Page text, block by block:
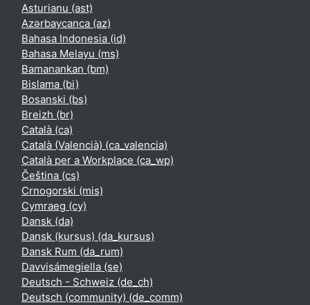
Asturianu ‎(ast)‎
Azərbaycanca ‎(az)‎
Bahasa Indonesia ‎(id)‎
Bahasa Melayu ‎(ms)‎
Bamanankan ‎(bm)‎
Bislama ‎(bi)‎
Bosanski ‎(bs)‎
Breizh ‎(br)‎
Català ‎(ca)‎
Català (Valencià) ‎(ca_valencia)‎
Català per a Workplace ‎(ca_wp)‎
Čeština ‎(cs)‎
Crnogorski ‎(mis)‎
Cymraeg ‎(cy)‎
Dansk ‎(da)‎
Dansk (kursus) ‎(da_kursus)‎
Dansk Rum ‎(da_rum)‎
Davvisámegiella ‎(se)‎
Deutsch - Schweiz ‎(de_ch)‎
Deutsch (community) ‎(de_comm)‎